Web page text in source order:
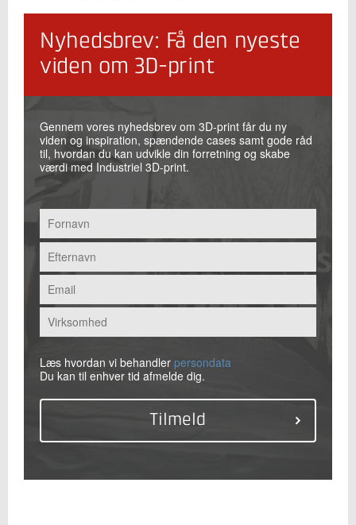
Nyhedsbrev: Få den nyeste
viden om 3D-print
Gennem vores nyhedsbrev om 3D-print får du ny
viden og inspiration, spændende cases samt gode råd
til, hvordan du kan udvikle din forretning og skabe
værdi med Industriel 3D-print.
Læs hvordan vi behandler persondata
Du kan til enhver tid afmelde dig.